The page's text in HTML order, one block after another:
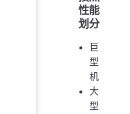
性能
划分
巨
型
机
大
型